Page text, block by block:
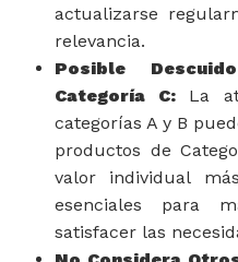
actualizarse
relevancia.
Posible
Categoría C:La
categorías A y B
productos de
valor individual
esenciales para
satisfacer las